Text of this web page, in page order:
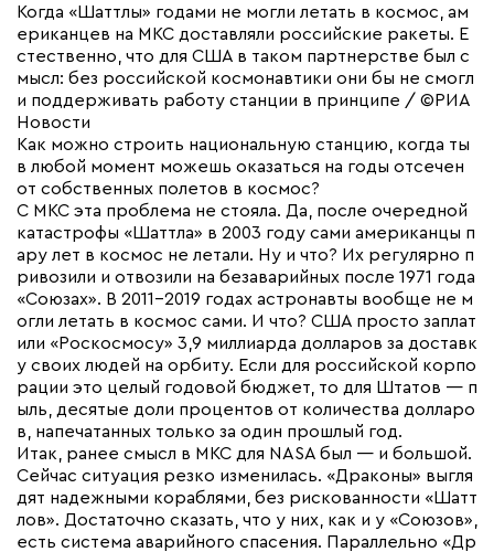
Когда «Шаттлы» годами не могли летать в космос, ам
ериканцев на МКС доставляли российские ракеты. Е
стественно, что для США в таком партнерстве был с
мысл: без российской космонавтики они бы не смогл
и поддерживать работу станции в принципе / ©РИА
Новости
Как можно строить национальную станцию, когда ты
в любой момент можешь оказаться на годы отсечен
от собственных полетов в космос?
С МКС эта проблема не стояла. Да, после очередной
катастрофы «Шаттла» в 2003 году сами американцы п
ару лет в космос не летали. Ну и что? Их регулярно п
ривозили и отвозили на безаварийных после 1971 года
«Союзах». В 2011-2019 годах астронавты вообще не м
огли летать в космос сами. И что? США просто заплат
или «Роскосмосу» 3,9 миллиарда долларов за доставк
у своих людей на орбиту. Если для российской корпо
рации это целый годовой бюджет, то для Штатов — п
ыль, десятые доли процентов от количества долларо
в, напечатанных только за один прошлый год.
Итак, ранее смысл в МКС для NASA был — и большой.
Сейчас ситуация резко изменилась. «Драконы» выгля
дят надежными кораблями, без рискованности «Шатт
лов». Достаточно сказать, что у них, как и у «Союзов»,
есть система аварийного спасения. Параллельно «Др